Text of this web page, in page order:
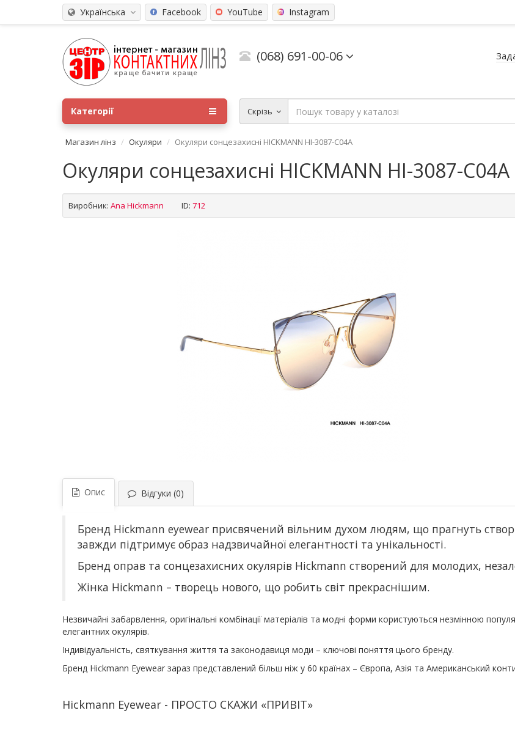
Українська Facebook YouTube Instagram
(068) 691-00-06
Скрізь
Категорії
Магазин лінз Окуляри Окуляри сонцезахисні HICKMANN HI-3087-C04A
Окуляри сонцезахисні HICKMANN HI-3087-C04A
Виробник: Ana Hickmann ID: 712
Опис Відгуки (0)
Бренд Hickmann eyewear присвячений вільним духом людям, що прагнуть
завжди підтримує образ надзвичайної елегантності та унікальності.
Бренд оправ та сонцезахисних окулярів Hickmann створений для молодих,
Жінка Hickmann – творець нового, що робить світ прекраснішим.
Незвичайні забарвлення, оригінальні комбінації матеріалів та модні форми користуються незмінною
елегантних окулярів.
Індивідуальність, святкування життя та законодавиця моди – ключові поняття цього бренду.
Бренд Hickmann Eyewear зараз представлений більш ніж у 60 країнах – Європа, Азія та Американський
Hickmann Eyewear - ПРОСТО СКАЖИ «ПРИВІТ»